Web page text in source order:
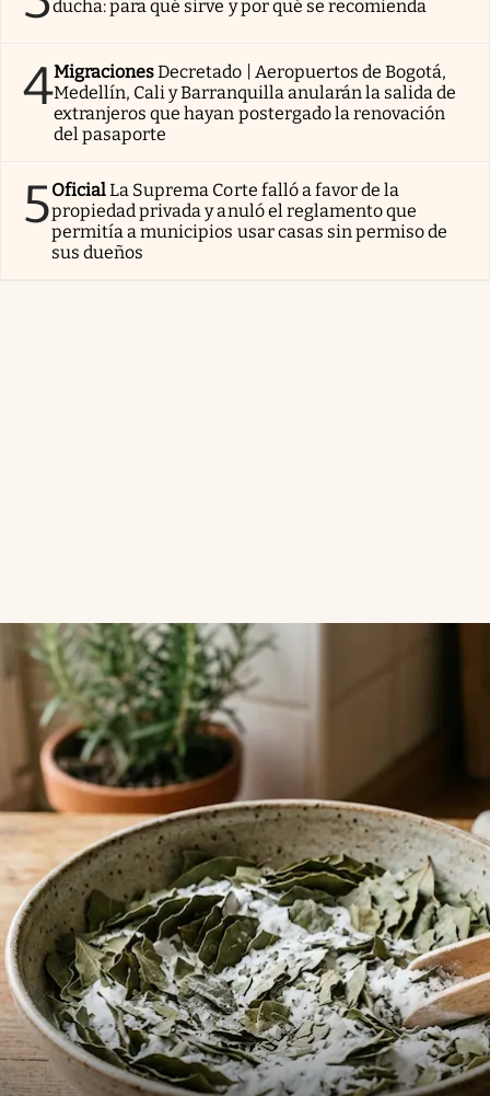
ducha: para qué sirve y por qué se recomienda
4MigracionesDecretado | Aeropuertos de Bogotá,
Medellín, Cali y Barranquilla anularán la salida de
extranjeros que hayan postergado la renovación
del pasaporte
5OficialLa Suprema Corte falló a favor de la
propiedad privada y anuló el reglamento que
permitía a municipios usar casas sin permiso de
sus dueños